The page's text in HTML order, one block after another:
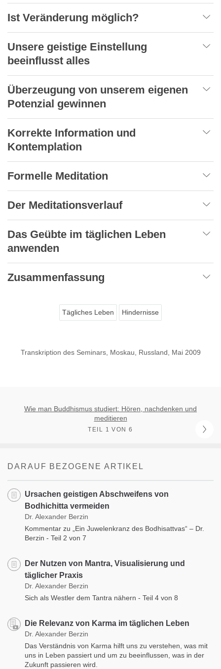
Ist Veränderung möglich?
Unsere geistige Einstellung
beeinflusst alles
Überzeugung von unserem eigenen
Potenzial gewinnen
Korrekte Information und
Kontemplation
Formelle Meditation
Der Meditationsverlauf
Das Geübte im täglichen Leben
anwenden
Zusammenfassung
Tägliches Leben Hindernisse
Transkription des Seminars, Moskau, Russland, Mai 2009
Wie man Buddhismus studiert: Hören, nachdenken und
meditieren
TEIL 1 VON 6
DARAUF BEZOGENE ARTIKEL
Ursachen geistigen Abschweifens von
Bodhichitta vermeiden
Dr. Alexander Berzin
Kommentar zu „Ein Juwelenkranz des Bodhisattvas“ – Dr.
Berzin - Teil 2 von 7
Der Nutzen von Mantra, Visualisierung und
täglicher Praxis
Dr. Alexander Berzin
Sich als Westler dem Tantra nähern - Teil 4 von 8
Die Relevanz von Karma im täglichen Leben
Dr. Alexander Berzin
Das Verständnis von Karma hilft uns zu verstehen, was mit
uns in Leben passiert und um zu beeinflussen, was in der
Zukunft passieren wird.